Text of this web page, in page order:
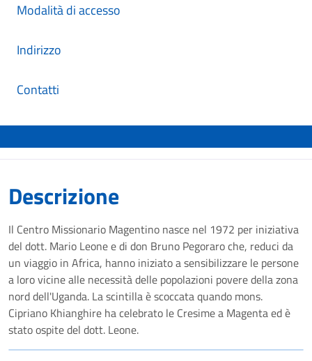
Modalità di accesso
Indirizzo
Contatti
Descrizione
Il Centro Missionario Magentino nasce nel 1972 per iniziativa
del dott. Mario Leone e di don Bruno Pegoraro che, reduci da
un viaggio in Africa, hanno iniziato a sensibilizzare le persone
a loro vicine alle necessità delle popolazioni povere della zona
nord dell'Uganda. La scintilla è scoccata quando mons.
Cipriano Khianghire ha celebrato le Cresime a Magenta ed è
stato ospite del dott. Leone.